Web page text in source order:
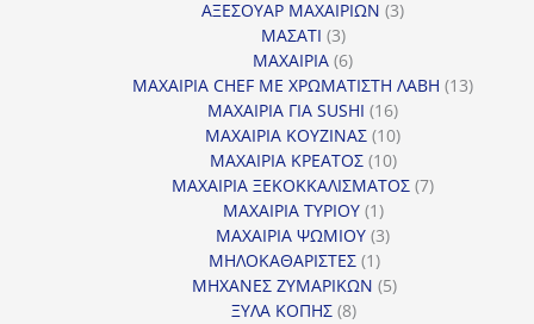
προϊόντα
ΑΞΕΣΟΥΑΡ ΜΑΧΑΙΡΙΩΝ 33
ΜΑΣΑΤΙ 33
προϊόντα
ΜΑΧΑΙΡΙΑ 66
προϊόντα
ΜΑΧΑΙΡΙΑ CHEF ΜΕ ΧΡΩΜΑΤΙΣΤΗ ΛΑΒΗ 1313
ΜΑΧΑΙΡΙΑ ΓΙΑ SUSHI 1616
προϊόντα
ΜΑΧΑΙΡΙΑ ΚΟΥΖΙΝΑΣ 1010
προϊόντα
ΜΑΧΑΙΡΙΑ ΚΡΕΑΤΟΣ 1010
προϊόντα
ΜΑΧΑΙΡΙΑ ΞΕΚΟΚΚΑΛΙΣΜΑΤΟΣ 77
ΜΑΧΑΙΡΙΑ ΤΥΡΙΟΥ 11
προϊόν
ΜΑΧΑΙΡΙΑ ΨΩΜΙΟΥ 33
ΜΗΛΟΚΑΘΑΡΙΣΤΕΣ 11
προϊόν
ΜΗΧΑΝΕΣ ΖΥΜΑΡΙΚΩΝ 55
ΞΥΛΑ ΚΟΠΗΣ 88